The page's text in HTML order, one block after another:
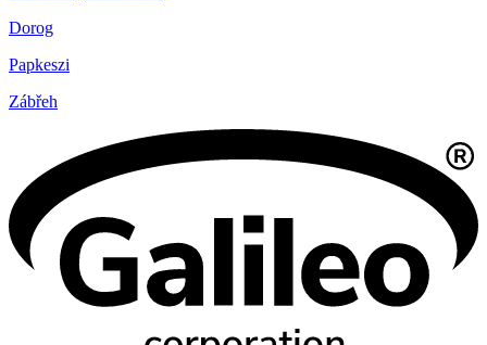
Dorog
Papkeszi
Zábřeh